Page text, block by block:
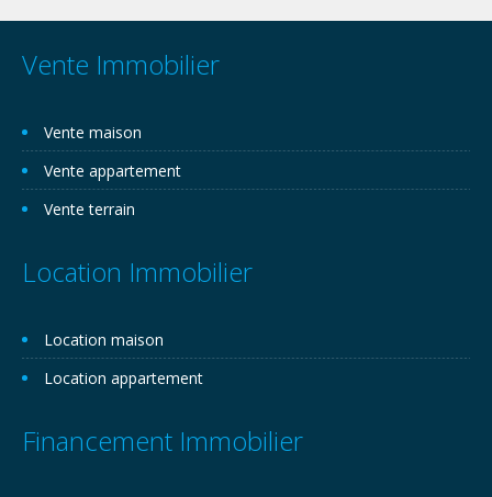
Vente Immobilier
Vente maison
Vente appartement
Vente terrain
Location Immobilier
Location maison
Location appartement
Financement Immobilier